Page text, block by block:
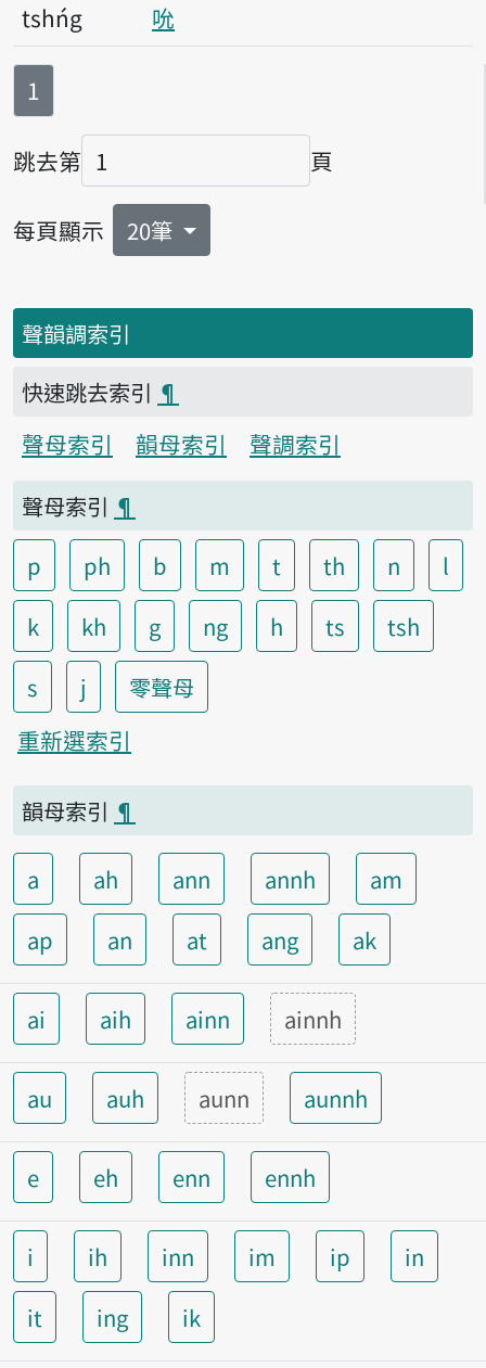
tshńg
吮
第
1
跳去第
頁碼
頁
每頁顯示 20筆
聲韻調索引
快速跳去索引 ¶
聲母索引
韻母索引
聲調索引
聲母索引 ¶
p
ph b m t th n
l
k
kh g ng h ts
tsh
s
j
零聲母
重新選索引
韻母索引 ¶
a ah ann annh
am
ap
an at ang ak
ai aih ainn ainnh
au auh aunn aunnh
e eh enn ennh
i ih inn im ip
in
it
ing ik